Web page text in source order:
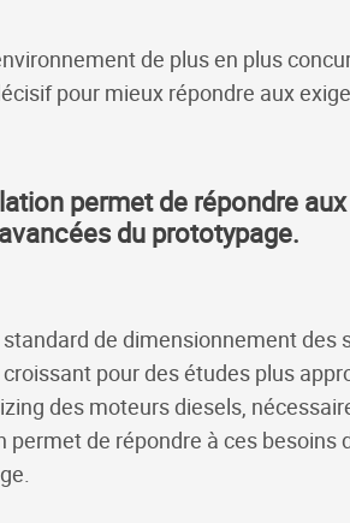
de plus en plus
pour mieux répondre aux
permet de répondre
du prototypage.
de dimensionnement
pour des études plus
des moteurs diesels,
permet de répondre à ces besoins